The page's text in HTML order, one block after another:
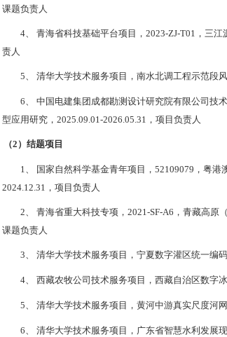
课题负责人
4、 青海省科技基础平台项目， 2023-ZJ-T01 ，三
责人
5、 清华大学技术服务项目， 南水北调工程示范段
6、 中国电建集团成都勘测设计研究院有限公司技
型应用研究，2025.09.01-2026.05.31 ，项目负责人
（2） 结题项目
1、 国家自然科学基金青年项目， 52109079 ， 粤港
2024.12.31 ，项目负责人
2、 青海省重大科技专项， 2021-SF-A6 ，青藏高原
课题负责人
3、 清华大学技术服务项目，宁夏数字灌区统一编
4、 西藏农牧公司技术服务项目，西藏自治区数字
5、 清华大学技术服务项目，黄河中游真实尺度河
6、 清华大学技术服务项目，广东省智慧水利发展